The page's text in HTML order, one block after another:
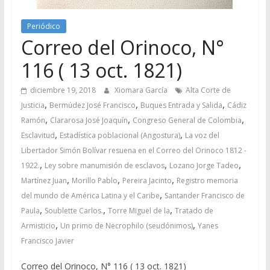
Periódico
Correo del Orinoco, N°
116 ( 13 oct. 1821)
diciembre 19, 2018 Xiomara García
Alta Corte de
Justicia, Bermúdez José Francisco, Buques Entrada y Salida, Cádiz
Ramón, Clararosa José Joaquín, Congreso General de Colombia,
Esclavitud, Estadística poblacional (Angostura), La voz del
Libertador Simón Bolívar resuena en el Correo del Orinoco 1812 -
1922., Ley sobre manumisión de esclavos, Lozano Jorge Tadeo,
Martínez Juan, Morillo Pablo, Pereira Jacinto, Registro memoria
del mundo de América Latina y el Caribe, Santander Francisco de
Paula, Soublette Carlos., Torre Miguel de la, Tratado de
Armisticio, Un primo de Necrophilo (seudónimos), Yanes
Francisco Javier
Correo del Orinoco, N° 116 ( 13 oct. 1821)